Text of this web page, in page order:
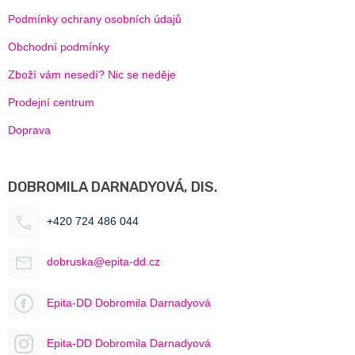
Podmínky ochrany osobních údajů
Obchodní podmínky
Zboží vám nesedí? Nic se neděje
Prodejní centrum
Doprava
DOBROMILA DARNADYOVÁ, DIS.
+420 724 486 044
dobruska@epita-dd.cz
Epita-DD Dobromila Darnadyová
Epita-DD Dobromila Darnadyová